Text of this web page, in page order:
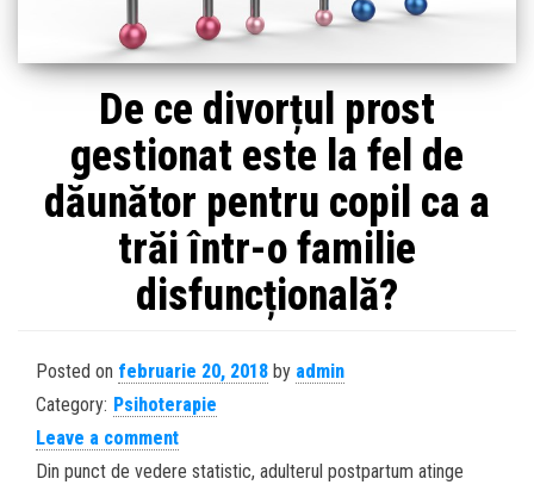
De ce divorțul prost
gestionat este la fel de
dăunător pentru copil ca a
trăi într-o familie
disfuncțională?
Posted on februarie 20, 2018 by admin
Category: Psihoterapie
Leave a comment
Din punct de vedere statistic, adulterul postpartum atinge